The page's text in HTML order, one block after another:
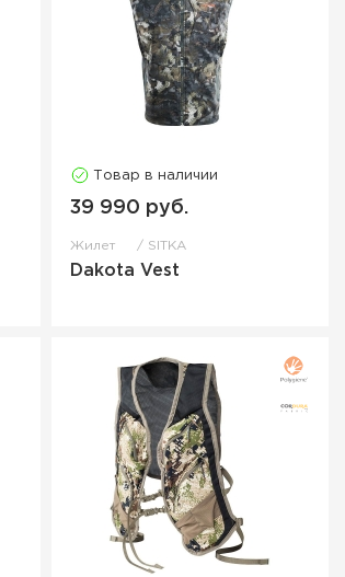
Товар в наличии
39 990 руб.
Жилет SITKA
Dakota Vest